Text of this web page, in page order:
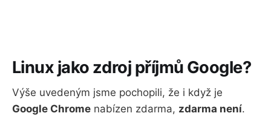
Linux jako zdroj příjmů Google?
Výše uvedeným jsme pochopili, že i když je
Google Chrome nabízen zdarma, zdarma není.